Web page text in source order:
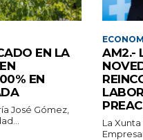
EN LA
EN
José Gómez,
AM2.-
La